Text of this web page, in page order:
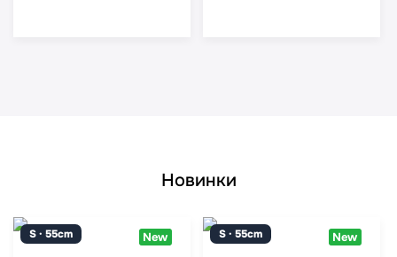
Новинки
S · 55cm New S · 55cm New